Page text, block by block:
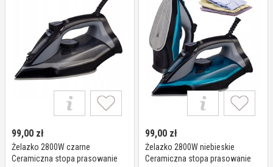
99,00 zł
Żelazko 2800W czarne
Ceramiczna stopa prasowanie
99,00 zł
Żelazko 2800W niebieskie
Ceramiczna stopa prasowanie